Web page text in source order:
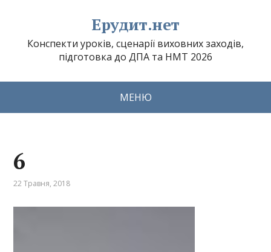
Ерудит.нет
Конспекти уроків, сценарії виховних заходів,
підготовка до ДПА та НМТ 2026
МЕНЮ
6
22 Травня, 2018